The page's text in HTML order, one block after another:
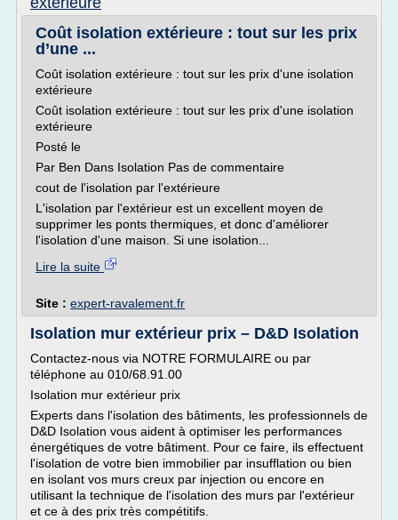
Coût isolation extérieure : tout sur les prix
d’une ...
Coût isolation extérieure : tout sur les prix d'une isolation
extérieure
Coût isolation extérieure : tout sur les prix d'une isolation
extérieure
Posté le
Par Ben Dans Isolation Pas de commentaire
cout de l'isolation par l'extérieure
L'isolation par l'extérieur est un excellent moyen de
supprimer les ponts thermiques, et donc d'améliorer
l'isolation d'une maison. Si une isolation...
Lire la suite
Site : expert-ravalement.fr
Isolation mur extérieur prix – D&D Isolation
Contactez-nous via NOTRE FORMULAIRE ou par
téléphone au 010/68.91.00
Isolation mur extérieur prix
Experts dans l'isolation des bâtiments, les professionnels de
D&D Isolation vous aident à optimiser les performances
énergétiques de votre bâtiment. Pour ce faire, ils effectuent
l'isolation de votre bien immobilier par insufflation ou bien
en isolant vos murs creux par injection ou encore en
utilisant la technique de l'isolation des murs par l'extérieur
et ce à des prix très compétitifs.